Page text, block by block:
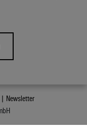
| Newsletter